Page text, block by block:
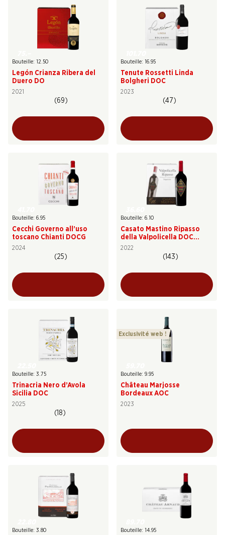
Bouteille: 12.50
Legón Crianza Ribera del
Duero DO
2021
(69)
Bouteille: 16.95
Tenute Rossetti Linda
Bolgheri DOC
2023
(47)
Bouteille: 6.95
Cecchi Governo all’uso
toscano Chianti DOCG
2024
(25)
Bouteille: 6.10
Casato Mastino Ripasso
della Valpolicella DOC
Superiore
2022
(143)
Bouteille: 3.75
Trinacria Nero d’Avola
Sicilia DOC
2025
(18)
Exclusivité web !
Bouteille: 9.95
Château Marjosse
Bordeaux AOC
2023
Bouteille: 3.80 Bouteille: 14.95